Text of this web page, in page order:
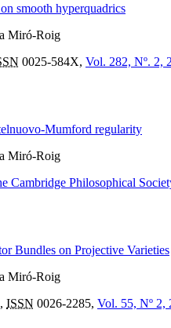
smooth hyperquadrics
Miró-Roig
0025-584X, Vol. 282, Nº. 2,
Mumford regularity
Miró-Roig
Cambridge Philosophical
Bundles on Projective Varieties
Miró-Roig
, ISSN 0026-2285, Vol. 55, Nº 2,